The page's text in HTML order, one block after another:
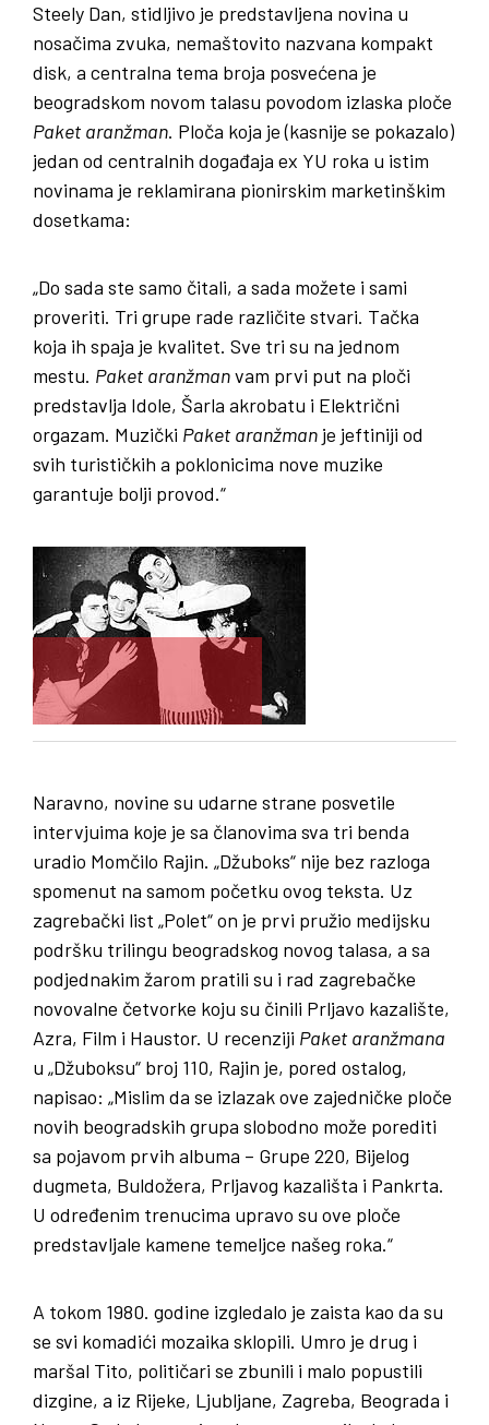
Steely Dan, stidljivo je predstavljena novina u
nosačima zvuka, nemaštovito nazvana kompakt
disk, a centralna tema broja posvećena je
beogradskom novom talasu povodom izlaska ploče
Paket aranžman. Ploča koja je (kasnije se pokazalo)
jedan od centralnih događaja ex YU roka u istim
novinama je reklamirana pionirskim marketinškim
dosetkama:
„Do sada ste samo čitali, a sada možete i sami
proveriti. Tri grupe rade različite stvari. Tačka
koja ih spaja je kvalitet. Sve tri su na jednom
mestu. Paket aranžmanvam prvi put na ploči
predstavlja Idole, Šarla akrobatu i Električni
orgazam. Muzički Paket aranžman je jeftiniji od
svih turističkih a poklonicima nove muzike
garantuje bolji provod.“
Naravno, novine su udarne strane posvetile
intervjuima koje je sa članovima sva tri benda
uradio Momčilo Rajin. „Džuboks“ nije bez razloga
spomenut na samom početku ovog teksta. Uz
zagrebački list „Polet“ on je prvi pružio medijsku
podršku trilingu beogradskog novog talasa, a sa
podjednakim žarom pratili su i rad zagrebačke
novovalne četvorke koju su činili Prljavo kazalište,
Azra, Film i Haustor. U recenziji Paket aranžmana
u „Džuboksu“ broj 110, Rajin je, pored ostalog,
napisao: „Mislim da se izlazak ove zajedničke ploče
novih beogradskih grupa slobodno može porediti
sa pojavom prvih albuma – Grupe 220, Bijelog
dugmeta, Buldožera, Prljavog kazališta i Pankrta.
U određenim trenucima upravo su ove ploče
predstavljale kamene temeljce našeg roka.“
A tokom 1980. godine izgledalo je zaista kao da su
se svi komadići mozaika sklopili. Umro je drug i
maršal Tito, političari se zbunili i malo popustili
dizgine, a iz Rijeke, Ljubljane, Zagreba, Beograda i